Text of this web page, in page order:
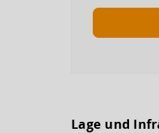
Lage und